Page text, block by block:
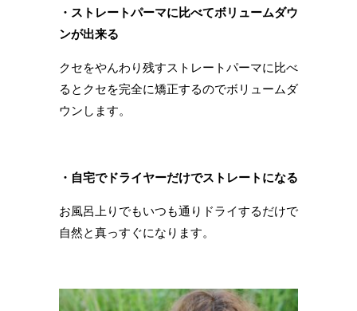
・ストレートパーマに比べてボリュームダウ
ンが出来る
クセをやんわり残すストレートパーマに比べ
るとクセを完全に矯正するのでボリュームダ
ウンします。
・自宅でドライヤーだけでストレートになる
お風呂上りでもいつも通りドライするだけで
自然と真っすぐになります。